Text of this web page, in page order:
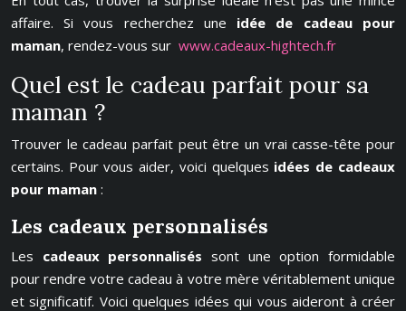
affaire. Si vous recherchez une idée de cadeau pour
maman, rendez-vous sur www.cadeaux-hightech.fr
Quel est le cadeau parfait pour sa
maman ?
Trouver le cadeau parfait peut être un vrai casse-tête pour
certains. Pour vous aider, voici quelques idées de cadeaux
pour maman :
Les cadeaux personnalisés
Les cadeaux personnalisés sont une option formidable
pour rendre votre cadeau à votre mère véritablement unique
et significatif. Voici quelques idées qui vous aideront à créer